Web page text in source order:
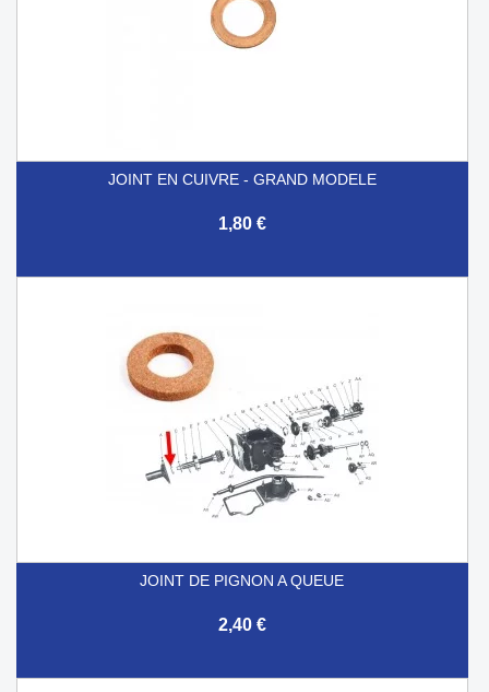
JOINT EN CUIVRE - GRAND MODELE
1,80 €
JOINT DE PIGNON A QUEUE
2,40 €